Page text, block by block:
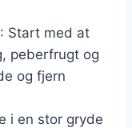
Start med at
peberfrugt og
og fjern
i en stor gryde